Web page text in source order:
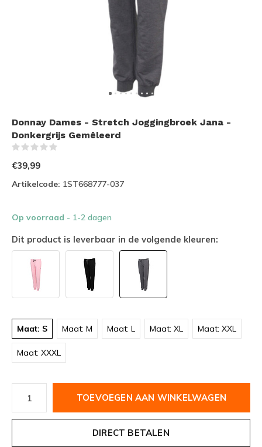
Donnay Dames - Stretch Joggingbroek Jana -
Donkergrijs Gemêleerd
€39,99
Artikelcode: 1ST668777-037
Op voorraad - 1-2 dagen
Dit product is leverbaar in de volgende kleuren:
Maat: S Maat: M Maat: L Maat: XL Maat: XXL
Maat: XXXL
TOEVOEGEN AAN WINKELWAGEN
DIRECT BETALEN